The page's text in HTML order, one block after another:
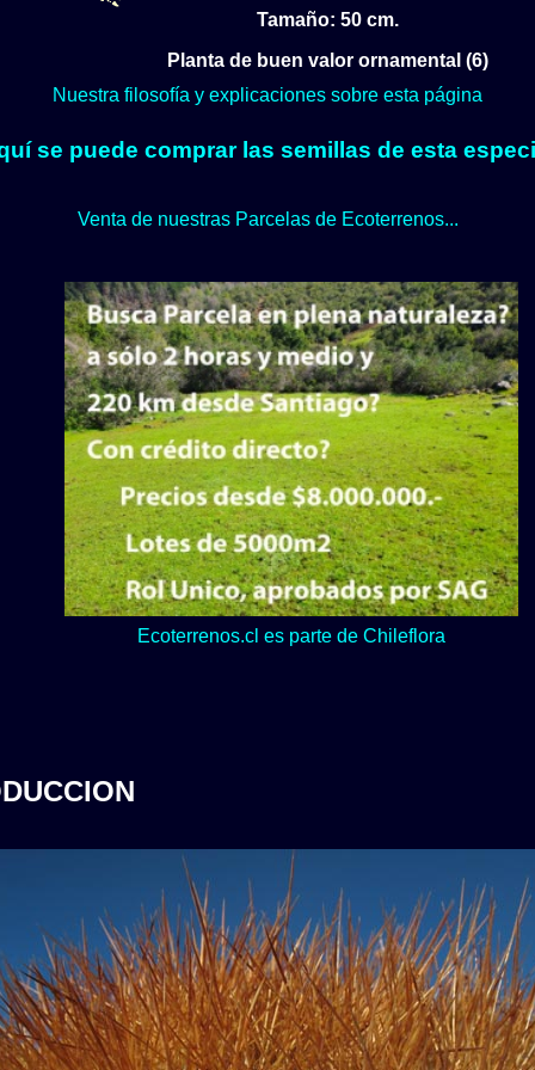
Tamaño: 50 cm.
Planta de buen valor ornamental (6)
Nuestra filosofía y explicaciones sobre esta página
se puede comprar las semillas de esta
Venta de nuestras Parcelas de Ecoterrenos...
Lo verde y naturaleza dominan en nuestro Loteo